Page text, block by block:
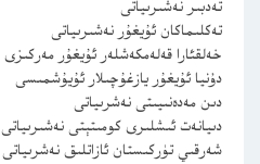
تەدبىر نەشىرىياتى
تەكلىماكان ئۇيغۇر نەشىرىياتى
خەلقئارا قەلەمكەشلەر ئۇيغۇر مەركىزى
دۇنيا ئۇيغۇر يازغۇچىلار ئۇيۇشمىسى
دىن مەدەنىيىتى نەشرىياتى
دىيانەت ئىشلىرى كومىتېتى نەشىرىياتى
شەرقىي تۈركىستان ئازاتلىق نەشرىياتى